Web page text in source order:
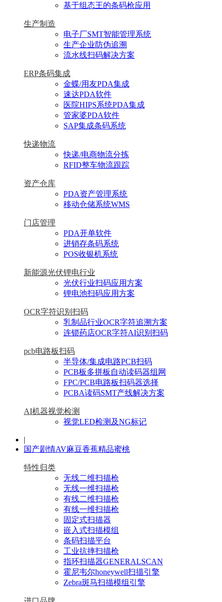
基于组态王的条码枪应用
生产制造
电子厂SMT智能管理系统
生产企业防伪追溯
流水线扫码解决方案
ERP条码集成
金蝶/用友PDA集成
速达PDA软件
医院HIPS系统PDA集成
管家婆PDA软件
SAP集成条码系统
快递物流
快递/电商物流分拣
RFID整车物流跟踪
资产仓库
PDA资产管理系统
移动仓储系统WMS
门店管理
PDA开单软件
进销存条码系统
POS收银机系统
新能源光伏锂电行业
光伏行业扫码应用方案
锂电池扫码应用方案
OCR字符识别扫码
乳制品行业OCR字符追溯方案
连锁药店OCR字符AI识别扫码
pcb电路板扫码
半导体/集成电路PCB扫码
PCB板多拼板自动读码器组网
FPC/PCB电路板扫码器选择
PCBA读码SMT产线解决方案
AI机器视觉检测
视觉LED检测及NG标记
|
国产剧情AV麻豆香蕉精品蜜桃
特性归类
无线二维扫描枪
无线一维扫描枪
有线二维扫描枪
有线一维扫描枪
固定式扫描器
嵌入式扫描模组
条码扫描平台
工业抗摔扫描枪
指环扫描器GENERALSCAN
霍尼韦尔honeywell扫描引擎
Zebra斑马扫描模组引擎